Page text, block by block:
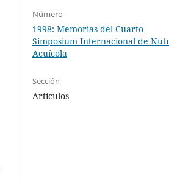
Número
1998: Memorias del Cuarto
Simposium Internacional de
Acuícola
Sección
Artículos